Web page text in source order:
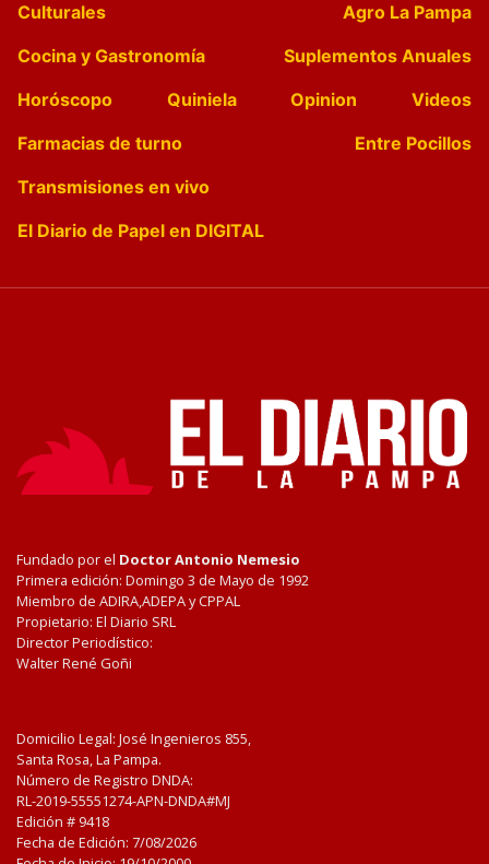
Culturales
Agro La Pampa
Cocina y Gastronomía
Suplementos Anuales
Horóscopo
Quiniela Opinion
Videos
Farmacias de turno
Entre Pocillos
Transmisiones en vivo
El Diario de Papel en DIGITAL
Fundado por el Doctor Antonio Nemesio
Primera edición: Domingo 3 de Mayo de 1992
Miembro de ADIRA,ADEPA y CPPAL
Propietario: El Diario SRL
Director Periodístico:
Walter René Goñi
Domicilio Legal: José Ingenieros 855,
Santa Rosa, La Pampa.
Número de Registro DNDA:
RL-2019-55551274-APN-DNDA#MJ
Edición # 9418
Fecha de Edición: 7/08/2026